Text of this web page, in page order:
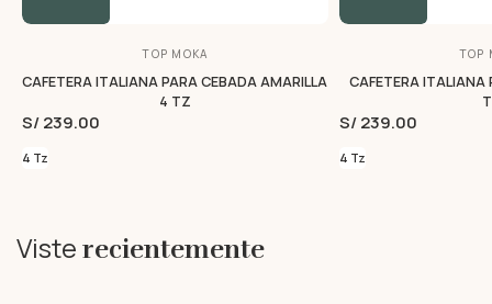
TOP MOKA
CAFETERA ITALIANA PARA CEBADA AMARILLA
4 TZ
S/ 239.00
4 Tz
TOP
CAFETERA ITALIANA
S/ 239.00
4 Tz
Viste recientemente